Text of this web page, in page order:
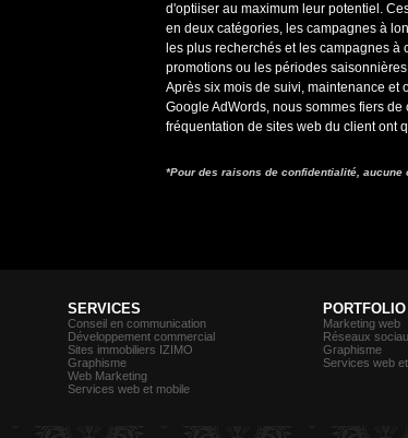
d'optiiser au maximum leur potentiel.
en deux catégories, les campagnes à
les plus recherchés et les campagnes à
promotions ou les périodes
Après six mois de suivi, maintenance et
Google AdWords, nous sommes fiers
fréquentation de sites web du client ont
*Pour des raisons de confidentialité,
SERVICES
Conseil en communication
Développement commercial
Sites immobiliers IZIMO
Graphisme
Web Marketing
Services web et mobile
PORTFOLIO
Marketing web
Réseaux
Graphisme
Services web